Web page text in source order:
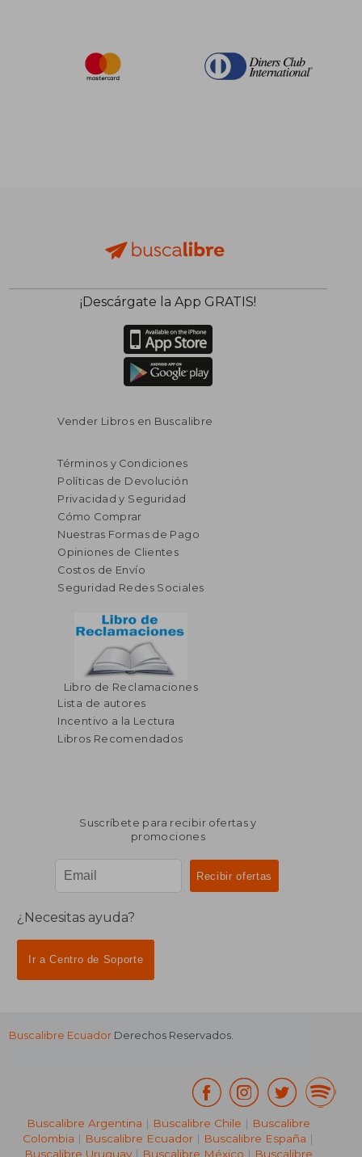
¡Descárgate la App GRATIS!
Vender Libros en Buscalibre
Términos y Condiciones
Políticas de Devolución
Privacidad y Seguridad
Cómo Comprar
Nuestras Formas de Pago
Opiniones de Clientes
Costos de Envío
Seguridad Redes Sociales
Libro de Reclamaciones
Lista de autores
Incentivo a la Lectura
Libros Recomendados
Suscríbete para recibir ofertas y
promociones
¿Necesitas ayuda?
Ir a Centro de Soporte
Buscalibre Ecuador Derechos Reservados.
Buscalibre Argentina | Buscalibre Chile | Buscalibre
Colombia | Buscalibre Ecuador | Buscalibre España |
Buscalibre Uruguay| Buscalibre México | Buscalibre